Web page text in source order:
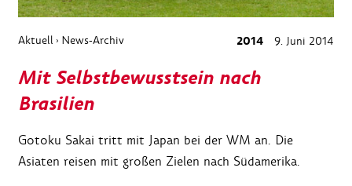
Aktuell › News-Archiv 2014 9. Juni 2014
Mit Selbstbewusstsein nach
Brasilien
Gotoku Sakai tritt mit Japan bei der WM an. Die
Asiaten reisen mit großen Zielen nach Südamerika.